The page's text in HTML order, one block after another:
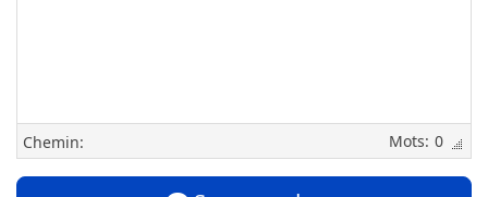
Chemin: 0